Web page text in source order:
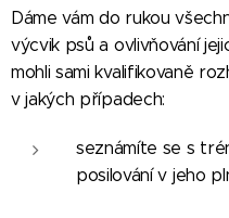
Dáme vám do rukou
výcvik psů a ovlivňování
mohli sami kvalifikovaně
v jakých případech:
seznámíte se s
posilování v jeho